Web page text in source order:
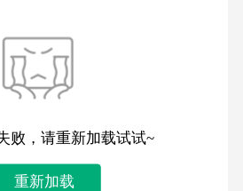
败，请重新加载试试~
重新加载